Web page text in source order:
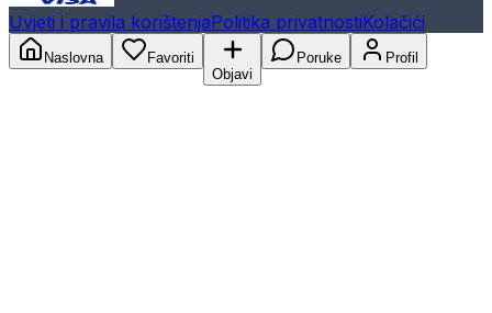
Uvjeti i pravila korištenjaPolitika privatnostiKolačići
Naslovna
Favoriti
Objavi
Poruke Profil